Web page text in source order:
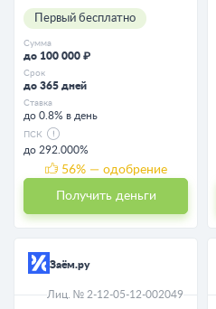
Первый бесплатно
Сумма
до 100 000 ₽
Срок
до 365 дней
Ставка
до 0.8% в день
ПСК
до 292.000%
56% — одобрение
Получить деньги
Заём.ру
Лиц. № 2-12-05-12-002049